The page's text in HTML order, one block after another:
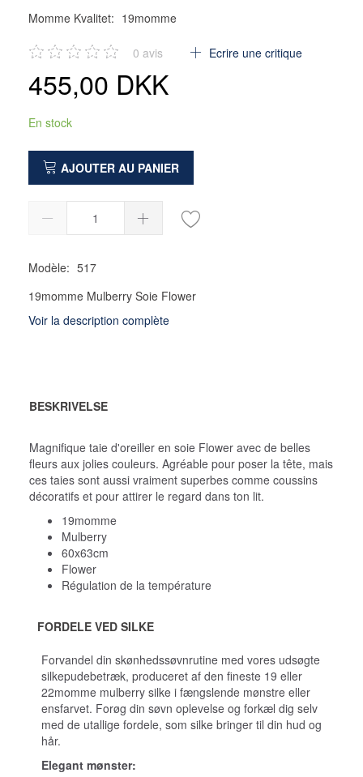
Momme Kvalitet: 19momme
0 avis Ecrire une critique
455,00 DKK
En stock
AJOUTER AU PANIER
Modèle: 517
19momme Mulberry Soie Flower
Voir la description complète
BESKRIVELSE
Magnifique taie d'oreiller en soie Flower avec de belles
fleurs aux jolies couleurs. Agréable pour poser la tête, mais
ces taies sont aussi vraiment superbes comme coussins
décoratifs et pour attirer le regard dans ton lit.
19momme
Mulberry
60x63cm
Flower
Régulation de la température
FORDELE VED SILKE
Forvandel din skønhedssøvnrutine med vores udsøgte
silkepudebetræk, produceret af den fineste 19 eller
22momme mulberry silke i fængslende mønstre eller
ensfarvet. Forøg din søvn oplevelse og forkæl dig selv
med de utallige fordele, som silke bringer til din hud og
hår.
Elegant mønster: